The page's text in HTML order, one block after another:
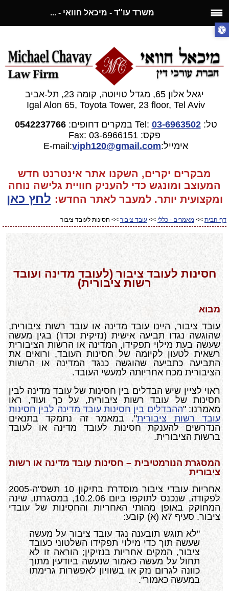
משרד עו''ד - מיכאל חוואי - ...
יגאל אלון 65, מגדל טויוטה, קומה 23, תל-אביב
Igal Alon 65, Toyota Tower, 23 floor, Tel Aviv
טל:03-6963502
Tel: במקרים דחופים:0542237766
פקס: 03-6966151
Fax:
אימייל:E-mail:
viph120@gmail.com
מבקרים יקרים, השקנו אתר אינטרנט חדש
המעוצב ומונגש כדי להעניק חוויית גלישה נוחה
ומקצועית יותר. למעבר לאתר החדש: לחץ כאן
דף הבית >> מאמרים - כללי >> עובד ציבור >> חסינות לעובד ציבור
חסינות לעובד ציבור (לעובד מדינה ועובד
רשות ציבורית)
מבוא
עובד ציבור, היינו עובד מדינה או עובד רשות ציבורית,
שהוגשה נגדו תביעה אישית (נזיקית וכדו') בגין מעשה
שעשה בעת מילוי תפקידו, המדינה או הרשות הציבורית
רשאית לטעון לקיומה של חסינות העובד, ורואים את
התביעה כתביעה שהוגשה כנגד המדינה או הרשות
הציבורית מכח אחריותה למעשי העובד.
ראוי לציין שיש הבדלים בין חסינות של עובד מדינה לבין
חסינות של עובד רשות ציבורית, על כך ועוד, ראו
מאמרנו: "ההבדלים בין חסינות עובד מדינה לבין חסינות
עובד רשות ציבורית". במאמר זה נתמקד בתנאים
הנדרשים להענקת חסינות לעובד מדינה או לעובד
ברשות הציבורית.
המסגרת הנורמטיבית – חסינות עובד מדינה או רשות
ציבורית
אחריות עובדי ציבור מוסדרת בתיקון 10 תשס"ה-2005
לפקודה, שנכנס לתוקפו ביום 10.2.06, במסגרתו, שינה
המחוקק באופן מהותי האחריות והחסינות של עובדי
ציבור. סעיף 7א (א) קובע:
"לא תוגש תובענה נגד עובד ציבור על מעשה
שעשה תוך כדי מילוי תפקידו השלטוני כעובד
ציבור, המקים אחריות בנזיקין; הוראה זו לא
תחול על מעשה כאמור שנעשה ביודעין מתוך
כוונה לגרום נזק או בשוויון לאפשרות גרימתו
במעשה כאמור".